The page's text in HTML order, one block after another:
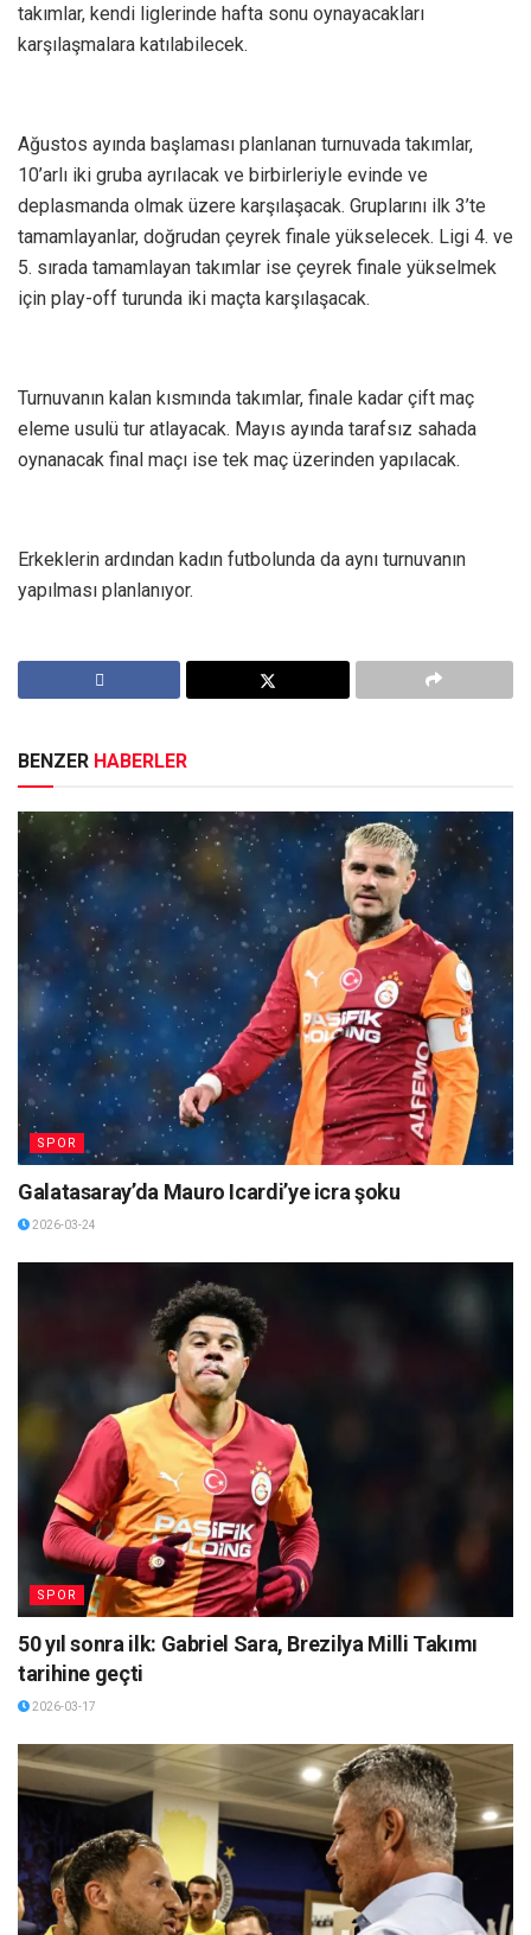
takımlar, kendi liglerinde hafta sonu oynayacakları
karşılaşmalara katılabilecek.
Ağustos ayında başlaması planlanan turnuvada takımlar,
10’arlı iki gruba ayrılacak ve birbirleriyle evinde ve
deplasmanda olmak üzere karşılaşacak. Gruplarını ilk 3’te
tamamlayanlar, doğrudan çeyrek finale yükselecek. Ligi 4. ve
5. sırada tamamlayan takımlar ise çeyrek finale yükselmek
için play-off turunda iki maçta karşılaşacak.
Turnuvanın kalan kısmında takımlar, finale kadar çift maç
eleme usulü tur atlayacak. Mayıs ayında tarafsız sahada
oynanacak final maçı ise tek maç üzerinden yapılacak.
Erkeklerin ardından kadın futbolunda da aynı turnuvanın
yapılması planlanıyor.
BENZER HABERLER
SPOR
Galatasaray’da Mauro Icardi’ye icra şoku
2026-03-24
SPOR
50 yıl sonra ilk: Gabriel Sara, Brezilya Milli Takımı
tarihine geçti
2026-03-17